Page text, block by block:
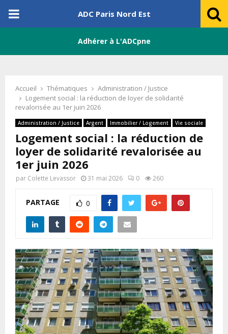
PRIMARY
ADC Paris Nord Est
Adhérer à L'ADCpne
Accueil Thématiques
Administration / Justice
Logement social : la réduction de loyer de solidarité
revalorisée au 1er juin 2026
Administration / Justice Argent Immobilier / Logement Vie sociale
Logement social : la réduction de
loyer de solidarité revalorisée au
1er juin 2026
par Colette Levassor 31 mai 2026 0 260
PARTAGE 0